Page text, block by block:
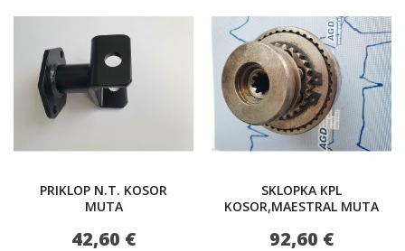
PRIKLOP N.T. KOSOR
MUTA
42,60 €
SKLOPKA KPL
KOSOR,MAESTRAL MUTA
92,60 €